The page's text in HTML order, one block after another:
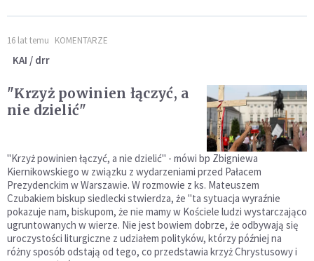
16 lat temu KOMENTARZE
KAI / drr
"Krzyż powinien łączyć, a
nie dzielić"
"Krzyż powinien łączyć, a nie dzielić" - mówi bp Zbigniewa
Kiernikowskiego w związku z wydarzeniami przed Pałacem
Prezydenckim w Warszawie. W rozmowie z ks. Mateuszem
Czubakiem biskup siedlecki stwierdza, że "ta sytuacja wyraźnie
pokazuje nam, biskupom, że nie mamy w Kościele ludzi wystarczająco
ugruntowanych w wierze. Nie jest bowiem dobrze, że odbywają się
uroczystości liturgiczne z udziałem polityków, którzy później na
różny sposób odstają od tego, co przedstawia krzyż Chrystusowy i